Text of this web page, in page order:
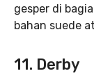
gesper di
bahan suede
11. Derby